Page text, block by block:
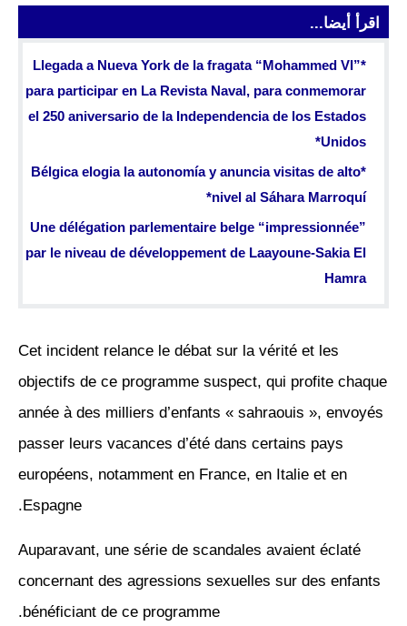
اقرأ أيضا...
*Llegada a Nueva York de la fragata “Mohammed VI”
para participar en La Revista Naval, para conmemorar
el 250 aniversario de la Independencia de los Estados
Unidos*
*Bélgica elogia la autonomía y anuncia visitas de alto
nivel al Sáhara Marroquí*
Une délégation parlementaire belge “impressionnée”
par le niveau de développement de Laayoune-Sakia El
Hamra
Cet incident relance le débat sur la vérité et les
objectifs de ce programme suspect, qui profite chaque
année à des milliers d’enfants « sahraouis », envoyés
passer leurs vacances d’été dans certains pays
européens, notamment en France, en Italie et en
Espagne.
Auparavant, une série de scandales avaient éclaté
concernant des agressions sexuelles sur des enfants
bénéficiant de ce programme.